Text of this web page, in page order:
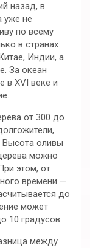
назад, в
уже не
по всему
в странах
Индии, а
За океан
в XVI веке и
от 300 до
Высота оливы
можно
этом, от
времени —
до
может
10 градусов.
между